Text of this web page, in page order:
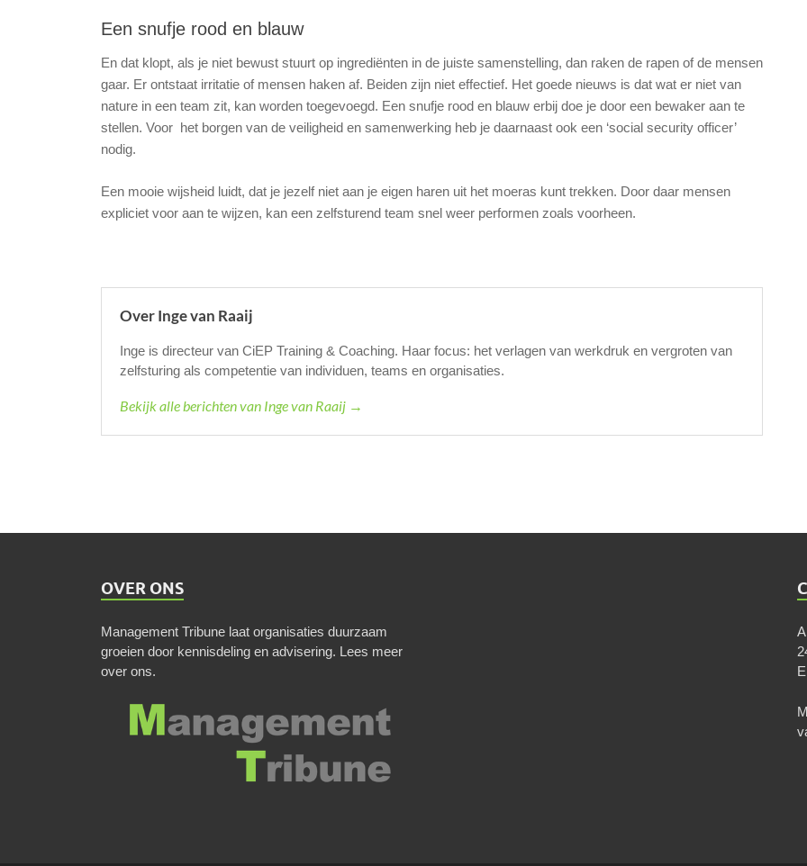
Een snufje rood en blauw
En dat klopt, als je niet bewust stuurt op ingrediënten in de juiste samenstelling, dan raken de rapen of de mensen
gaar. Er ontstaat irritatie of mensen haken af. Beiden zijn niet effectief. Het goede nieuws is dat wat er niet van
nature in een team zit, kan worden toegevoegd. Een snufje rood en blauw erbij doe je door een bewaker aan te
stellen. Voor het borgen van de veiligheid en samenwerking heb je daarnaast ook een ‘social security officer’
nodig.
Een mooie wijsheid luidt, dat je jezelf niet aan je eigen haren uit het moeras kunt trekken. Door daar mensen
expliciet voor aan te wijzen, kan een zelfsturend team snel weer performen zoals voorheen.
Over Inge van Raaij
Inge is directeur van CiEP Training & Coaching. Haar focus: het verlagen van werkdruk en vergroten van
zelfsturing als competentie van individuen, teams en organisaties.
Bekijk alle berichten van Inge van Raaij →
OVER ONS
Management Tribune laat organisaties duurzaam
groeien door kennisdeling en advisering. Lees meer
over ons.
E